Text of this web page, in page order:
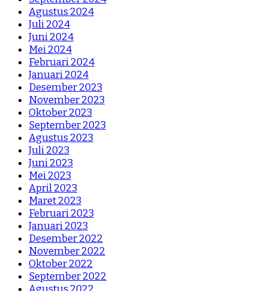
Agustus 2024
Juli 2024
Juni 2024
Mei 2024
Februari 2024
Januari 2024
Desember 2023
November 2023
Oktober 2023
September 2023
Agustus 2023
Juli 2023
Juni 2023
Mei 2023
April 2023
Maret 2023
Februari 2023
Januari 2023
Desember 2022
November 2022
Oktober 2022
September 2022